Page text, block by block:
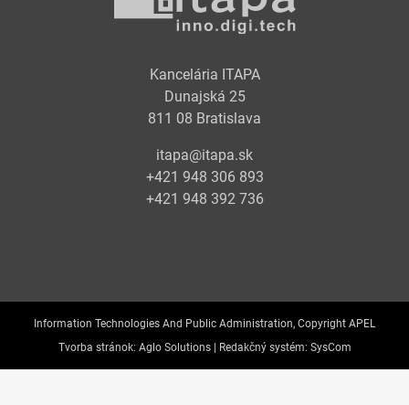
Kancelária ITAPA
Dunajská 25
811 08 Bratislava
itapa@itapa.sk
+421 948 306 893
+421 948 392 736
Information Technologies And Public Administration, Copyright APEL
Tvorba stránok: Aglo Solutions | Redakčný systém: SysCom